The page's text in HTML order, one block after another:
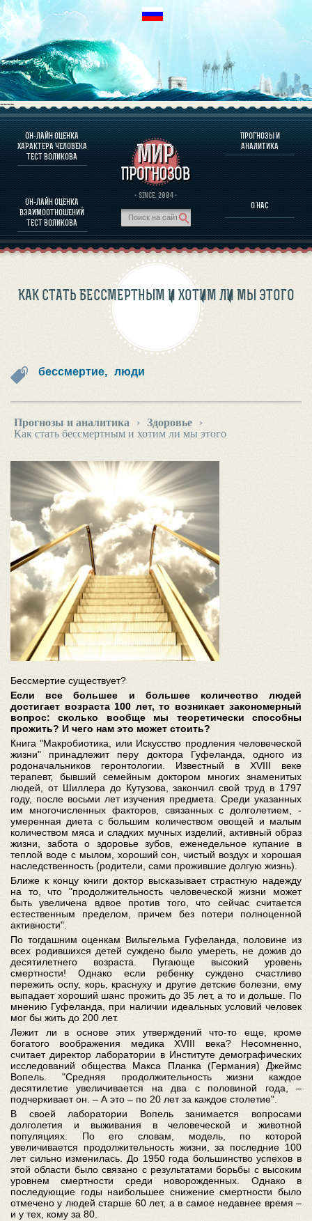
----
ОН-ЛАЙН ОЦЕНКА
ХАРАКТЕРА ЧЕЛОВЕКА
ТЕСТ ВОЛИКОВА
ОН-ЛАЙН ОЦЕНКА
ВЗАИМООТНОШЕНИЙ
ТЕСТ ВОЛИКОВА
· SINCE. 2004 ·
ПРОГНОЗЫ И
АНАЛИТИКА
О НАС
О ПРОГРАММЕ
ОЦЕНКА ХАРАКТЕРA ЧЕЛОВЕКА
ОЦЕНКА ХАРАКТЕРА ВЫДАЮЩИХСЯ ЛИЧНОСТЕЙ
О ПРОГРАММЕ
ПРОГНОЗЫ И АНАЛИТИКА
КАК СТАТЬ БЕССМЕРТНЫМ И ХОТИМ ЛИ МЫ ЭТОГО
бессмертие, люди
Прогнозы и аналитика › Здоровье
›
Как стать бессмертным и хотим ли мы этого
Бессмертие существует?
Если все большее и большее количество людей
достигает возраста 100 лет, то возникает закономерный
вопрос: сколько вообще мы теоретически способны
прожить? И чего нам это может стоить?
Книга "Макробиотика, или Искусство продления человеческой
жизни" принадлежит перу доктора Гуфеланда, одного из
родоначальников геронтологии. Известный в XVIII веке
терапевт, бывший семейным доктором многих знаменитых
людей, от Шиллера до Кутузова, закончил свой труд в 1797
году, после восьми лет изучения предмета. Среди указанных
им многочисленных факторов, связанных с долголетием, -
умеренная диета с большим количеством овощей и малым
количеством мяса и сладких мучных изделий, активный образ
жизни, забота о здоровье зубов, еженедельное купание в
теплой воде с мылом, хороший сон, чистый воздух и хорошая
наследственность (родители, сами прожившие долгую жизнь).
Ближе к концу книги доктор высказывает страстную надежду
на то, что "продолжительность человеческой жизни может
быть увеличена вдвое против того, что сейчас считается
естественным пределом, причем без потери полноценной
активности".
По тогдашним оценкам Вильгельма Гуфеланда, половине из
всех родившихся детей суждено было умереть, не дожив до
десятилетнего возраста. Пугающе высокий уровень
смертности! Однако если ребенку суждено счастливо
пережить оспу, корь, краснуху и другие детские болезни, ему
выпадает хороший шанс прожить до 35 лет, а то и дольше. По
мнению Гуфеланда, при наличии идеальных условий человек
мог бы жить до 200 лет.
Лежит ли в основе этих утверждений что-то еще, кроме
богатого воображения медика XVIII века? Несомненно,
считает директор лаборатории в Институте демографических
исследований общества Макса Планка (Германия) Джеймс
Вопель. "Средняя продолжительность жизни каждое
десятилетие увеличивается на два с половиной года, –
подчеркивает он. – А это – по 20 лет за каждое столетие".
В своей лаборатории Вопель занимается вопросами
долголетия и выживания в человеческой и животной
популяциях. По его словам, модель, по которой
увеличивается продолжительность жизни, за последние 100
лет сильно изменилась. До 1950 года большинство успехов в
этой области было связано с результатами борьбы с высоким
уровнем смертности среди новорожденных. Однако в
последующие годы наибольшее снижение смертности было
отмечено у людей старше 60 лет, а в самое недавнее время –
и у тех, кому за 80.